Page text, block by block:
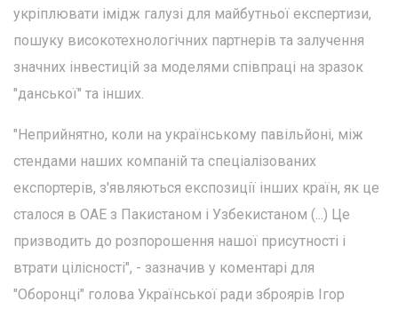
укріплювати імідж галузі для майбутньої експертизи,
пошуку високотехнологічних партнерів та залучення
значних інвестицій за моделями співпраці на зразок
"данської" та інших.
"Неприйнятно, коли на українському павільйоні, між
стендами наших компаній та спеціалізованих
експортерів, з'являються експозиції інших країн, як це
сталося в ОАЕ з Пакистаном і Узбекистаном (...) Це
призводить до розпорошення нашої присутності і
втрати цілісності", - зазначив у коментарі для
"Оборонці" голова Української ради зброярів Ігор